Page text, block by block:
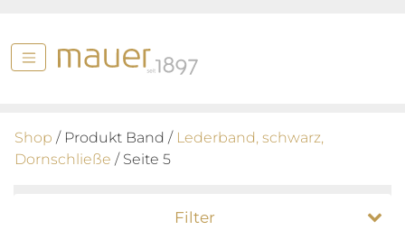
Shop / Produkt Band / Lederband, schwarz,
Dornschließe / Seite 5
Filter